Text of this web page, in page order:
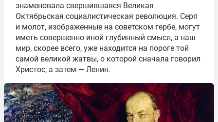
знаменовала свершившаяся Великая
Октябрьская социалистическая революция. Серп
и молот, изображенные на советском гербе, могут
иметь совершенно иной глубинный смысл, а наш
мир, скорее всего, уже находится на пороге той
самой великой жатвы, о которой сначала говорил
Христос, а затем — Ленин.